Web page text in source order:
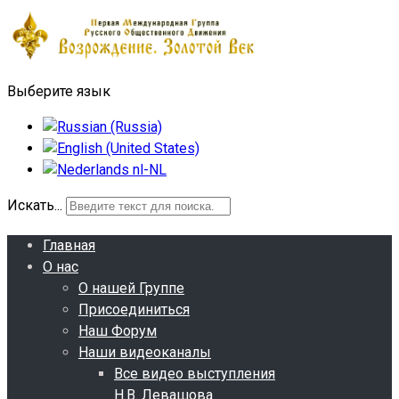
Выберите язык
Искать...
Главная
О нас
О нашей Группе
Присоединиться
Наш Форум
Наши видеоканалы
Все видео выступления
Н.В. Левашова